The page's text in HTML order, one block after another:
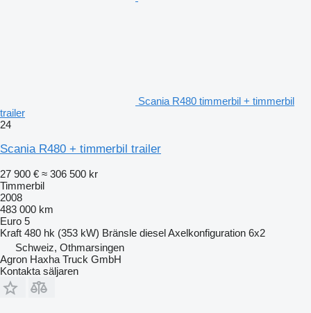
Scania R480 timmerbil + timmerbil
trailer
24
Scania R480 + timmerbil trailer
27 900 € ≈ 306 500 kr
Timmerbil
2008
483 000 km
Euro 5
Kraft 480 hk (353 kW) Bränsle dieselAxelkonfiguration 6x2
Schweiz, Othmarsingen
Agron Haxha Truck GmbH
Kontakta säljaren